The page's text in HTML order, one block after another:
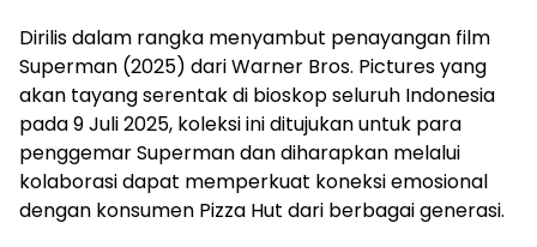
Dirilis dalam rangka menyambut penayangan film
Superman (2025) dari Warner Bros. Pictures yang
akan tayang serentak di bioskop seluruh Indonesia
pada 9 Juli 2025, koleksi ini ditujukan untuk para
penggemar Superman dan diharapkan melalui
kolaborasi dapat memperkuat koneksi emosional
dengan konsumen Pizza Hut dari berbagai generasi.